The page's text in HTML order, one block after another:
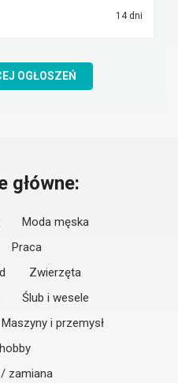
14 dni
OGŁOSZEŃ
główne:
Moda męska
Praca
Zwierzęta
Ślub i wesele
Maszyny i przemysł
zamiana